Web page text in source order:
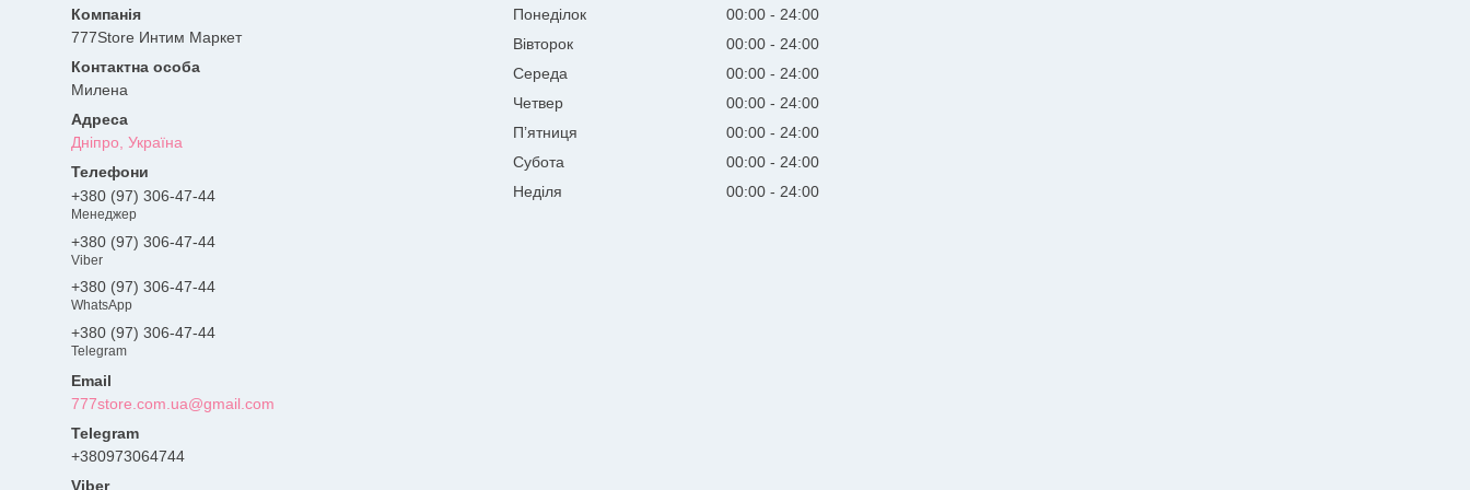
777Store Интим Маркет
Милена
Дніпро, Україна
+380 (97) 306-47-44
Менеджер
+380 (97) 306-47-44
Viber
+380 (97) 306-47-44
WhatsApp
+380 (97) 306-47-44
Telegram
777store.com.ua@gmail.com
+380973064744
Понеділок 00:00
24:00
Вівторок
00:00
24:00
Середа
00:00
24:00
Четвер
00:00
24:00
Пʼятниця
00:00
24:00
Субота
00:00
24:00
Неділя
00:00 24:00